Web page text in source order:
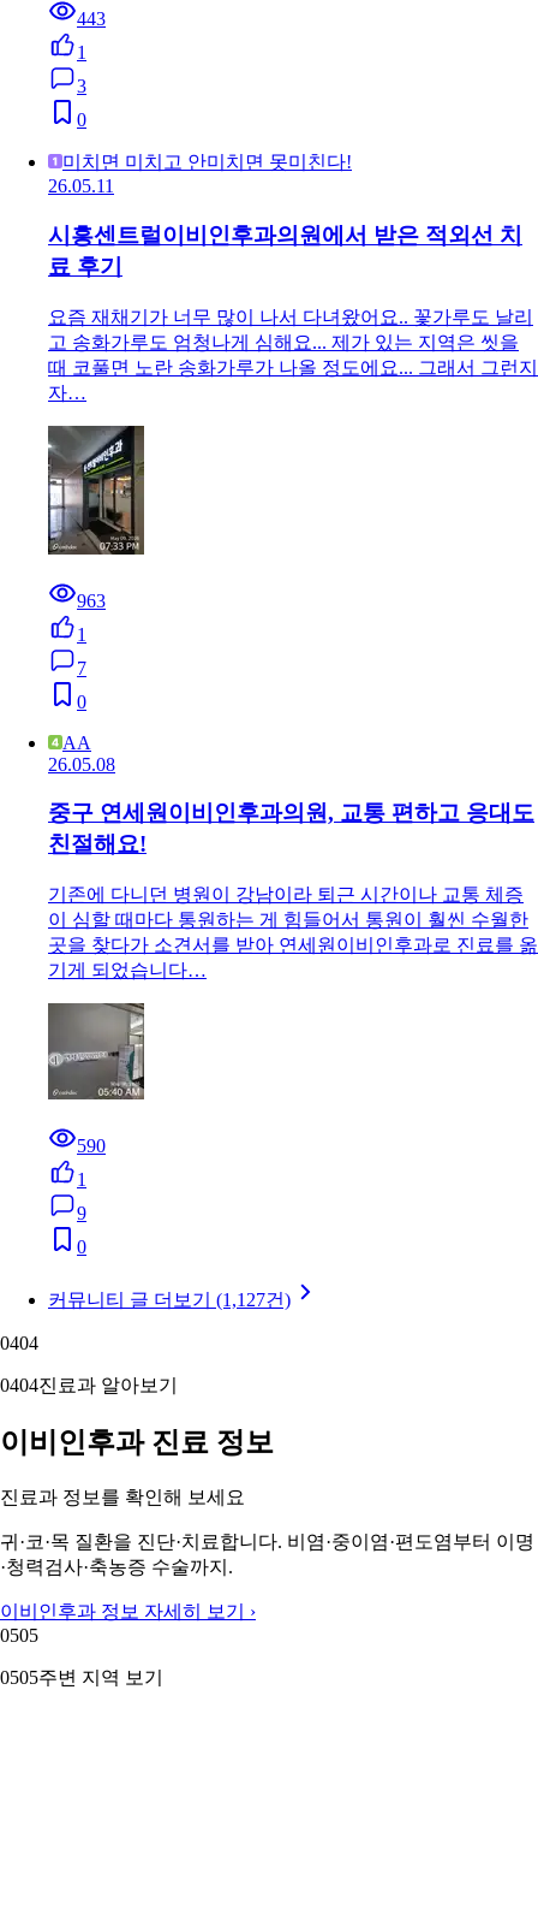
443
1
3
0
미치면 미치고 안미치면 못미친다!
시흥센트럴이비인후과의원에서 받은 적외선 치
료 후기
요즘 재채기가 너무 많이 나서 다녀왔어요.. 꽃가루도 날리
고 송화가루도 엄청나게 심해요... 제가 있는 지역은 씻을
때 코풀면 노란 송화가루가 나올 정도에요... 그래서 그런지
자…
963
1
7
0
AA
중구 연세원이비인후과의원, 교통 편하고 응대도
친절해요!
기존에 다니던 병원이 강남이라 퇴근 시간이나 교통 체증
이 심할 때마다 통원하는 게 힘들어서 통원이 훨씬 수월한
곳을 찾다가 소견서를 받아 연세원이비인후과로 진료를 옮
기게 되었습니다…
590
1
04 04
04 04진료과 알아보기
이비인후과 진료 정보
진료과 정보를 확인해 보세요
·청력검사·축농증 수술까지.